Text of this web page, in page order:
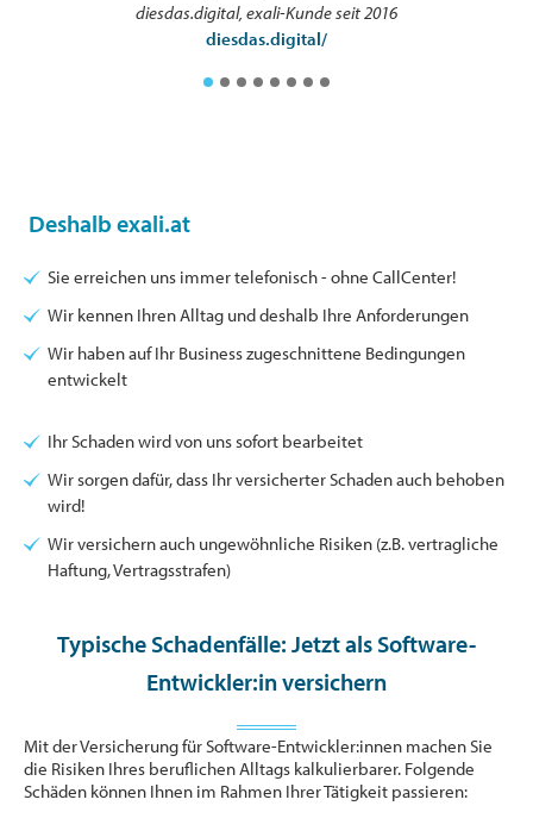
diesdas.digital, exali-Kunde seit 2016
diesdas.digital/
Deshalb exali.at
Sie erreichen uns immer telefonisch - ohne CallCenter!
Wir kennen Ihren Alltag und deshalb Ihre Anforderungen
Wir haben auf Ihr Business zugeschnittene Bedingungen
entwickelt
Ihr Schaden wird von uns sofort bearbeitet
Wir sorgen dafür, dass Ihr versicherter Schaden auch behoben
wird!
Wir versichern auch ungewöhnliche Risiken (z.B. vertragliche
Haftung, Vertragsstrafen)
Typische Schadenfälle: Jetzt als Software-
Entwickler:in versichern
Mit der Versicherung für Software-Entwickler:innen machen Sie
die Risiken Ihres beruflichen Alltags kalkulierbarer. Folgende
Schäden können Ihnen im Rahmen Ihrer Tätigkeit passieren: